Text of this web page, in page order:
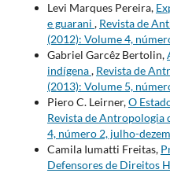
Levi Marques Pereira,
e guarani , Revista de
(2012): Volume 4,
Gabriel Garcêz Bertolin,
indígena, Revista de
(2013): Volume 5,
Piero C. Leirner,O
Revista de Antropologia
4, número 2, julho-
Camila Iumatti Freitas,
Defensores de Direitos